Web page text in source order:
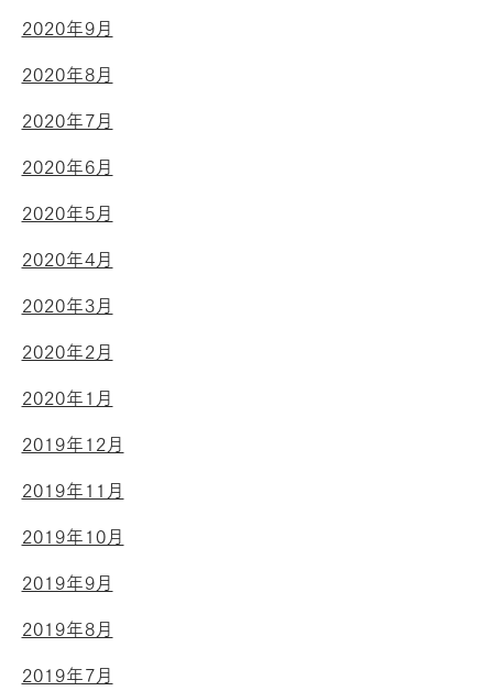
2020年9月
2020年8月
2020年7月
2020年6月
2020年5月
2020年4月
2020年3月
2020年2月
2020年1月
2019年12月
2019年11月
2019年10月
2019年9月
2019年8月
2019年7月